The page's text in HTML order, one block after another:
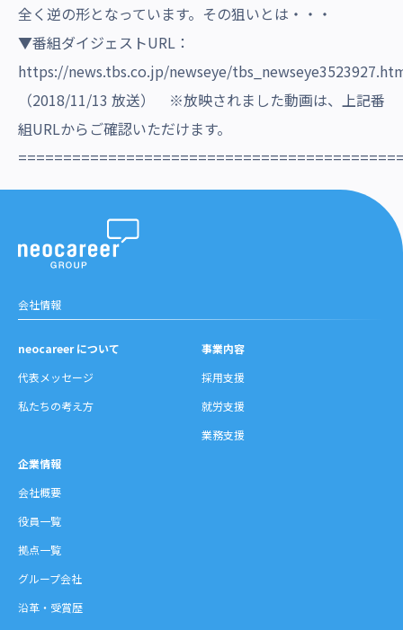
全く逆の形となっています。その狙いとは・・・
▼番組ダイジェストURL：
https://news.tbs.co.jp/newseye/
（2018/11/13 放送） ※放映されました動画は、上記番
組URLからご確認いただけます。
会社情報
neocareer について
代表メッセージ
私たちの考え方
事業内容
採用支援
就労支援
業務支援
企業情報
会社概要
役員一覧
拠点一覧
グループ会社
沿革・受賞歴